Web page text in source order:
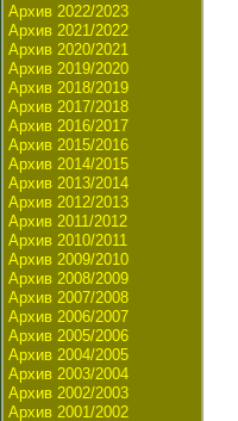
Архив 2022/2023
Архив 2021/2022
Архив 2020/2021
Архив 2019/2020
Архив 2018/2019
Архив 2017/2018
Архив 2016/2017
Архив 2015/2016
Архив 2014/2015
Архив 2013/2014
Архив 2012/2013
Архив 2011/2012
Архив 2010/2011
Архив 2009/2010
Архив 2008/2009
Архив 2007/2008
Архив 2006/2007
Архив 2005/2006
Архив 2004/2005
Архив 2003/2004
Архив 2002/2003
Архив 2001/2002